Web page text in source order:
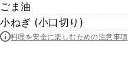
ごま油
小ねぎ (小口切り)
料理を安全に楽しむための注意事項